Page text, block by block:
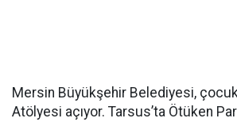
Mersin Büyükşehir Belediyesi,
Atölyesi açıyor. Tarsus’ta Ötüken